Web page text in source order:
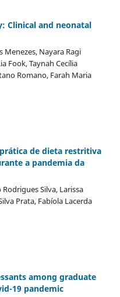
Clinical and neonatal
Menezes, Nayara Ragi
Fook, Taynah Cecília
Romano, Farah Maria
de dieta restritiva
a pandemia da
Silva, Larissa
Prata, Fabíola Lacerda
among graduate
19 pandemic